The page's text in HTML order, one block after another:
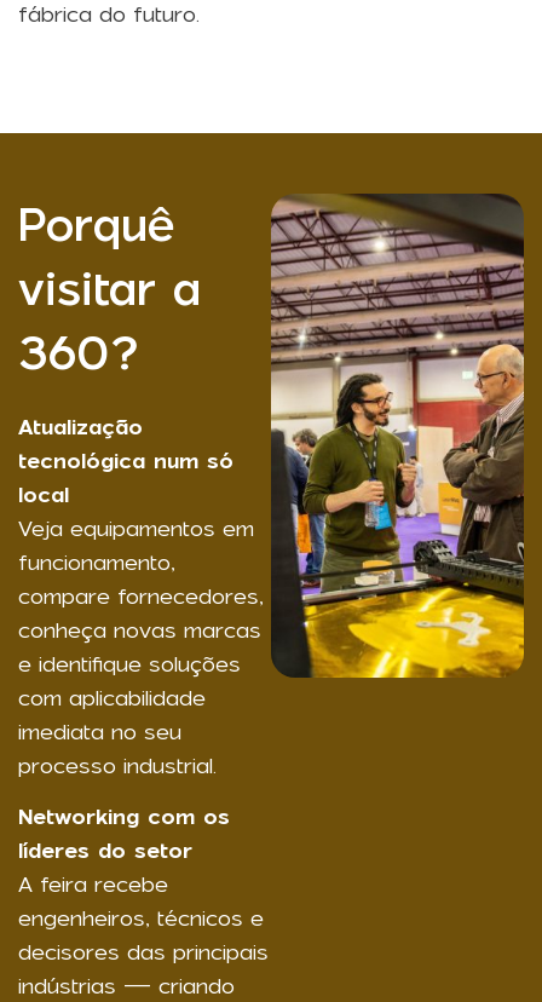
fábrica do futuro.
Porquê
visitar a
360?
Atualização
tecnológica num só
local
Veja equipamentos em
funcionamento,
compare fornecedores,
conheça novas marcas
e identifique soluções
com aplicabilidade
imediata no seu
processo industrial.
Networking com os
líderes do setor
A feira recebe
engenheiros, técnicos e
decisores das principais
indústrias — criando